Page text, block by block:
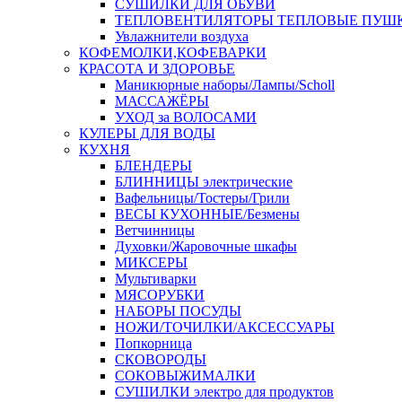
СУШИЛКИ ДЛЯ ОБУВИ
ТЕПЛОВЕНТИЛЯТОРЫ ТЕПЛОВЫЕ
Увлажнители воздуха
КОФЕМОЛКИ,КОФЕВАРКИ
КРАСОТА И ЗДОРОВЬЕ
Маникюрные наборы/Лампы/Scholl
МАССАЖЁРЫ
УХОД за ВОЛОСАМИ
КУЛЕРЫ ДЛЯ ВОДЫ
КУХНЯ
БЛЕНДЕРЫ
БЛИННИЦЫ электрические
Вафельницы/Тостеры/Грили
ВЕСЫ КУХОННЫЕ/Безмены
Ветчинницы
Духовки/Жаровочные шкафы
МИКСЕРЫ
Мультиварки
МЯСОРУБКИ
НАБОРЫ ПОСУДЫ
НОЖИ/ТОЧИЛКИ/АКСЕССУАРЫ
Попкорница
СКОВОРОДЫ
СОКОВЫЖИМАЛКИ
СУШИЛКИ электро для продуктов